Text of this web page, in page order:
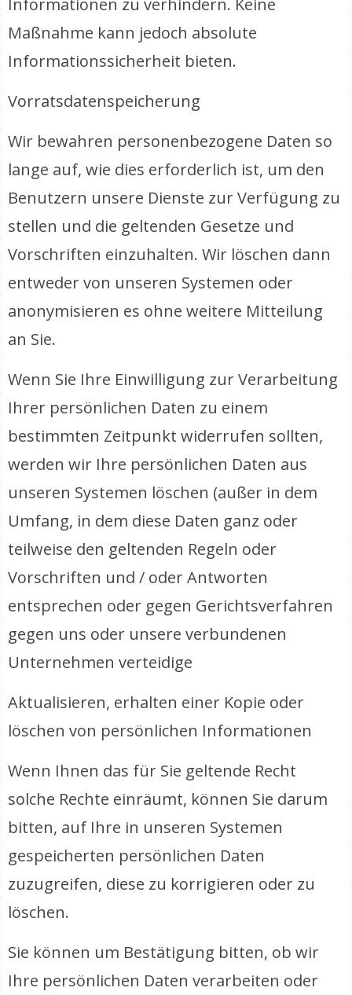
Informationen zu verhindern. Keine
Maßnahme kann jedoch absolute
Informationssicherheit bieten.
Vorratsdatenspeicherung
Wir bewahren personenbezogene Daten so
lange auf, wie dies erforderlich ist, um den
Benutzern unsere Dienste zur Verfügung zu
stellen und die geltenden Gesetze und
Vorschriften einzuhalten. Wir löschen dann
entweder von unseren Systemen oder
anonymisieren es ohne weitere Mitteilung
an Sie.
Wenn Sie Ihre Einwilligung zur Verarbeitung
Ihrer persönlichen Daten zu einem
bestimmten Zeitpunkt widerrufen sollten,
werden wir Ihre persönlichen Daten aus
unseren Systemen löschen (außer in dem
Umfang, in dem diese Daten ganz oder
teilweise den geltenden Regeln oder
Vorschriften und / oder Antworten
entsprechen oder gegen Gerichtsverfahren
gegen uns oder unsere verbundenen
Unternehmen verteidige
Aktualisieren, erhalten einer Kopie oder
löschen von persönlichen Informationen
Wenn Ihnen das für Sie geltende Recht
solche Rechte einräumt, können Sie darum
bitten, auf Ihre in unseren Systemen
gespeicherten persönlichen Daten
zuzugreifen, diese zu korrigieren oder zu
löschen.
Sie können um Bestätigung bitten, ob wir
Ihre persönlichen Daten verarbeiten oder